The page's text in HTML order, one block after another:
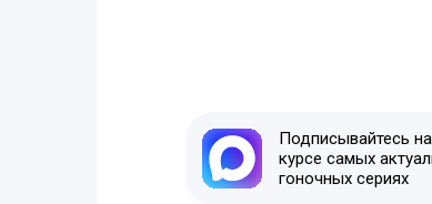
Подписывайтесь
курсе самых
гоночных сериях